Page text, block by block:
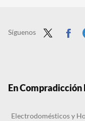
Síguenos
En Compradicción
Electrodomésticos y